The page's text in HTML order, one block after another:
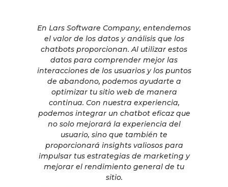
En Lars Software Company, entendemos
el valor de los datos y análisis que los
chatbots proporcionan. Al utilizar estos
datos para comprender mejor las
interacciones de los usuarios y los puntos
de abandono, podemos ayudarte a
optimizar tu sitio web de manera
continua. Con nuestra experiencia,
podemos integrar un chatbot eficaz que
no solo mejorará la experiencia del
usuario, sino que también te
proporcionará insights valiosos para
impulsar tus estrategias de marketing y
mejorar el rendimiento general de tu
sitio.